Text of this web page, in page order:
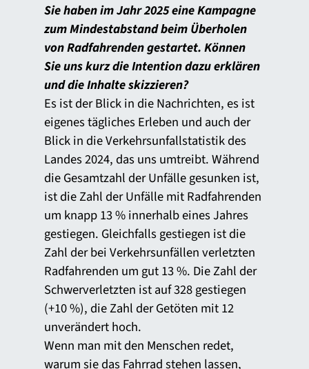
Sie haben im Jahr 2025 eine Kampagne
zum Mindestabstand beim Überholen
von Radfahrenden gestartet. Können
Sie uns kurz die Intention dazu erklären
und die Inhalte skizzieren?
Es ist der Blick in die Nachrichten, es ist
eigenes tägliches Erleben und auch der
Blick in die Verkehrsunfallstatistik des
Landes 2024, das uns umtreibt. Während
die Gesamtzahl der Unfälle gesunken ist,
ist die Zahl der Unfälle mit Radfahrenden
um knapp 13 % innerhalb eines Jahres
gestiegen. Gleichfalls gestiegen ist die
Zahl der bei Verkehrsunfällen verletzten
Radfahrenden um gut 13 %. Die Zahl der
Schwerverletzten ist auf 328 gestiegen
(+10 %), die Zahl der Getöten mit 12
unverändert hoch.
Wenn man mit den Menschen redet,
warum sie das Fahrrad stehen lassen,